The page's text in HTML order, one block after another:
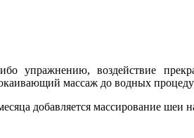
упражнению, воздействие
массаж до водных
добавляется массирование шеи